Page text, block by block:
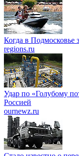
Когда в Подмосковье
regions.ru
Удар по «Голубому
Россией
ournewz.ru